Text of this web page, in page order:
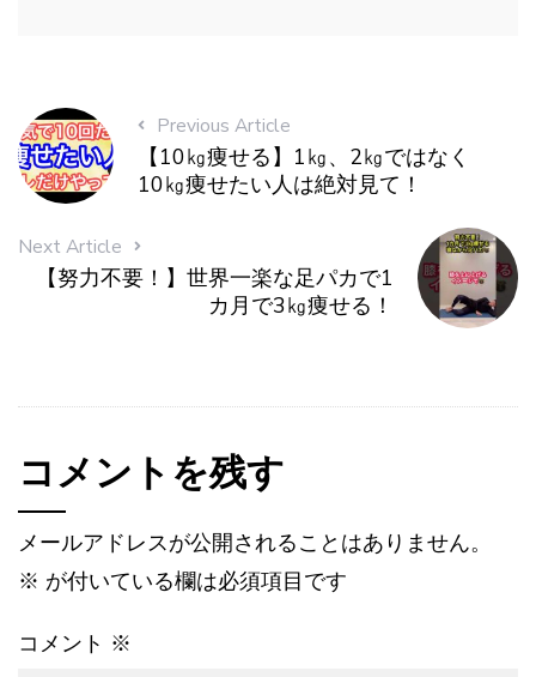
Previous Article
【10㎏痩せる】1㎏、2㎏ではなく
10㎏痩せたい人は絶対見て！
Next Article
【努力不要！】世界一楽な足パカで1
カ月で3㎏痩せる！
コメントを残す
メールアドレスが公開されることはありません。
※ が付いている欄は必須項目です
コメント ※